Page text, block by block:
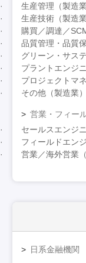
生産管理（製造業
生産技術（製造業
購買／調達／
品質管理・品質
グリーン・サス
プラントエンジ
プロジェクトマ
その他（製造業）
営業・フィー
セールスエンジ
フィールドエン
営業／海外営業
日系金融機関